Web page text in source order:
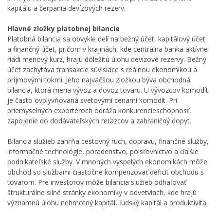
kapitálu a čerpania devízových rezerv.
Hlavné zložky platobnej bilancie
Platobná bilancia sa obvykle delí na bežný účet, kapitálový účet
a finančný účet, pričom v krajinách, kde centrálna banka aktívne
riadi menový kurz, hrajú dôležitú úlohu devízové rezervy. Bežný
účet zachytáva transakcie súvisiace s reálnou ekonomikou a
príjmovými tokmi. Jeho najväčšou zložkou býva obchodná
bilancia, ktorá meria vývoz a dovoz tovaru. U vývozcov komodít
je často ovplyvňovaná svetovými cenami komodít. Pri
priemyselných exportéroch odráža konkurencieschopnosť,
zapojenie do dodávateľských reťazcov a zahraničný dopyt.
Bilancia služieb zahŕňa cestovný ruch, dopravu, finančné služby,
informačné technológie, poradenstvo, poisťovníctvo a ďalšie
podnikateľské služby. V mnohých vyspelých ekonomikách môže
obchod so službami čiastočne kompenzovať deficit obchodu s
tovarom. Pre investorov môže bilancia služieb odhaľovať
štrukturálne silné stránky ekonomiky v odvetviach, kde hrajú
významnú úlohu nehmotný kapitál, ľudský kapitál a produktivita.